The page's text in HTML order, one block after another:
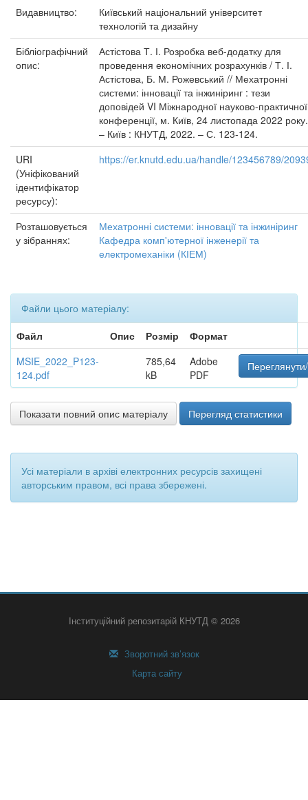
Видавництво:
Київський національний університет
технологій та дизайну
Бібліографічний
опис:
Астістова Т. І. Розробка веб-додатку для
проведення економічних розрахунків / Т. І.
Астістова, Б. М. Рожевський // Мехатронні
системи: інновації та інжиніринг : тези
доповідей VI Міжнародної науково-практичної
конференції, м. Київ, 24 листопада 2022 року.
– Київ : КНУТД, 2022. – С. 123-124.
URI
(Уніфікований
ідентифікатор
ресурсу):
https://er.knutd.edu.ua/handle/123456789/
Розташовується
у зібраннях:
Мехатронні системи: інновації та інжиніринг
Кафедра комп'ютерної інженерії та
електромеханіки (КІЕМ)
Файли цього матеріалу:
Файл
Опис Розмір
Формат
MSIE_2022_P123-
124.pdf
785,64
kB
Adobe
PDF
Показати повний опис матеріалу Перегляд статистики
Усі матеріали в архіві електронних ресурсів захищені
авторським правом, всі права збережені.
Інституційний репозитарій КНУТД © 2026
Зворотний зв’язок
Карта сайту